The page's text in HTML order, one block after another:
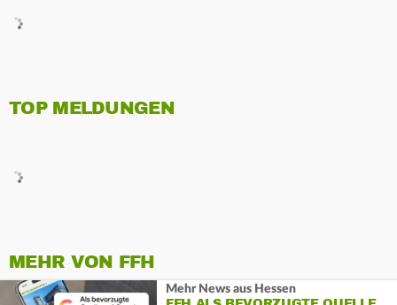
TOP MELDUNGEN
MEHR VON FFH
Mehr News aus Hessen